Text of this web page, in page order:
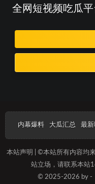
全网短视频吃瓜
内幕爆料 大瓜汇总 最新
本站声明 | ©本站所有内容均
站立场，请联系本站
© 2025-2026 by -